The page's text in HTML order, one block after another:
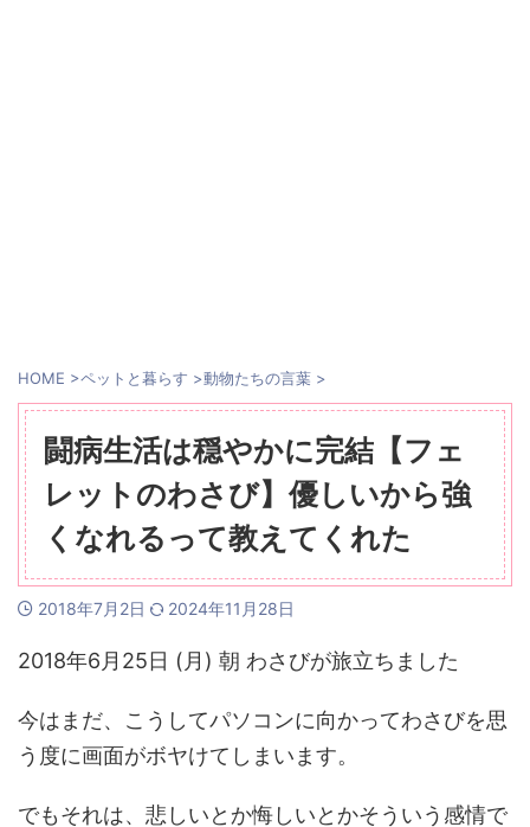
HOME >ペットと暮らす >動物たちの言葉 >
闘病生活は穏やかに完結【フェ
レットのわさび】優しいから強
くなれるって教えてくれた
2018年7月2日 2024年11月28日
2018年6月25日 (月) 朝 わさびが旅立ちました
今はまだ、こうしてパソコンに向かってわさびを思
う度に画面がボヤけてしまいます。
でもそれは、悲しいとか悔しいとかそういう感情で